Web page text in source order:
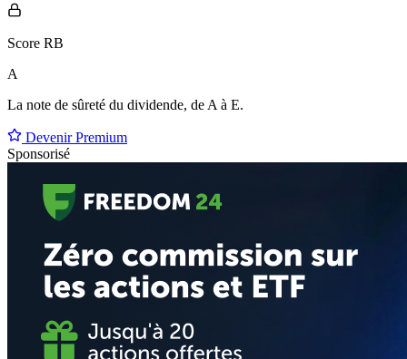
Score RB
A
La note de sûreté du dividende, de A à E.
Devenir Premium
Sponsorisé